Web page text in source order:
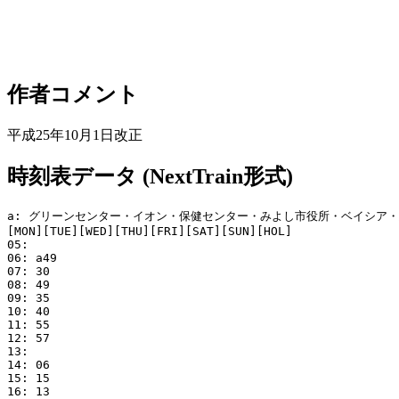
作者コメント
平成25年10月1日改正
時刻表データ (NextTrain形式)
a: グリーンセンター・イオン・保健センター・みよし市役所・ベイシア
[MON][TUE][WED][THU][FRI][SAT][SUN][HOL]
05:
06: a49
07: 30
08: 49
09: 35
10: 40
11: 55
12: 57
13:
14: 06
15: 15
16: 13